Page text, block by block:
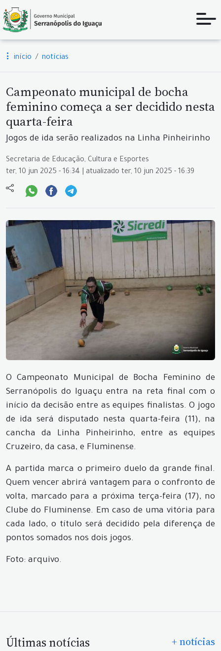
início notícias
Campeonato municipal de bocha
feminino começa a ser decidido nesta
quarta-feira
Jogos de ida serão realizados na Linha Pinheirinho
Secretaria de Educação, Cultura e Esportes
ter, 10 jun 2025 - 16:34 | atualizado ter, 10 jun 2025 - 16:39
O Campeonato Municipal de Bocha Feminino de
Serranópolis do Iguaçu entra na reta final com o
início da decisão entre as equipes finalistas. O jogo
de ida será disputado nesta quarta-feira (11), na
cancha da Linha Pinheirinho, entre as equipes
Cruzeiro, da casa, e Fluminense.
A partida marca o primeiro duelo da grande final.
Quem vencer abrirá vantagem para o confronto de
volta, marcado para a próxima terça-feira (17), no
Clube do Fluminense. Em caso de uma vitória para
cada lado, o título será decidido pela diferença de
pontos somados nos dois jogos.
Foto: arquivo.
Últimas notícias + notícias